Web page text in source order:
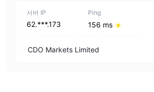
서버 IP
62.***.173
Ping
156 ms
CDO Markets Limited